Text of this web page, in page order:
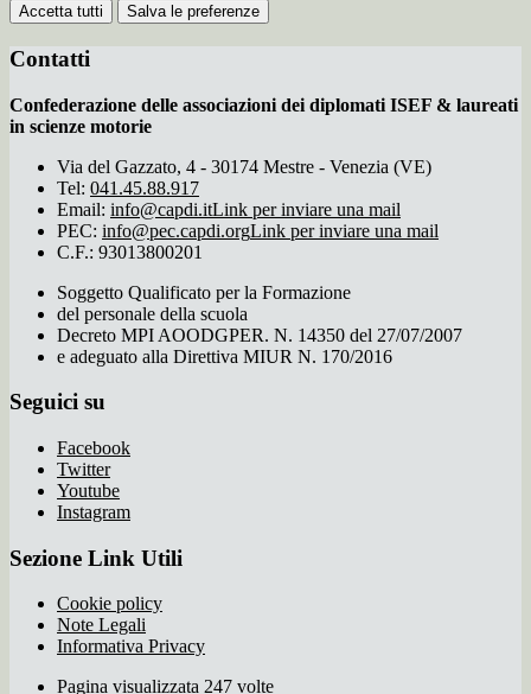
Accetta tutti Salva le preferenze
Contatti
Confederazione delle associazioni dei diplomati ISEF & laureati
in scienze motorie
Via del Gazzato, 4 - 30174 Mestre - Venezia (VE)
Tel: 041.45.88.917
Email: info@capdi.itLink per inviare una mail
PEC: info@pec.capdi.orgLink per inviare una mail
C.F.: 93013800201
Soggetto Qualificato per la Formazione
del personale della scuola
Decreto MPI AOODGPER. N. 14350 del 27/07/2007
e adeguato alla Direttiva MIUR N. 170/2016
Seguici su
Facebook
Twitter
Youtube
Instagram
Sezione Link Utili
Cookie policy
Note Legali
Informativa Privacy
Pagina visualizzata 247 volte